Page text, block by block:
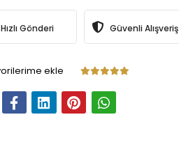
Hızlı Gönderi Güvenli Alışveriş
ekle